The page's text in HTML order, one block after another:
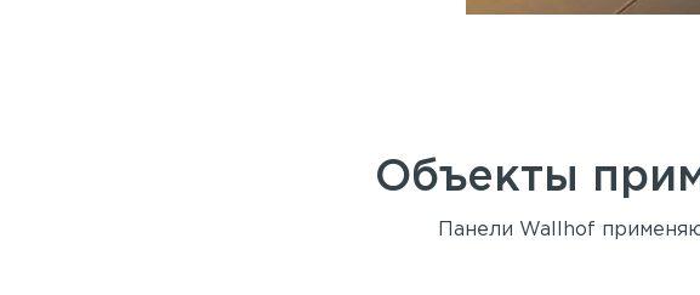
Объекты
Панели Wallhof